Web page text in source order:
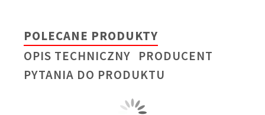
POLECANE PRODUKTY
OPIS TECHNICZNY PRODUCENT
PYTANIA DO PRODUKTU